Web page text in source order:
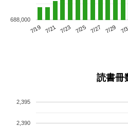
7/19 7/21 7/23 7/25 7/27 7/29 7/
688,000
読書冊
2,390
2,395